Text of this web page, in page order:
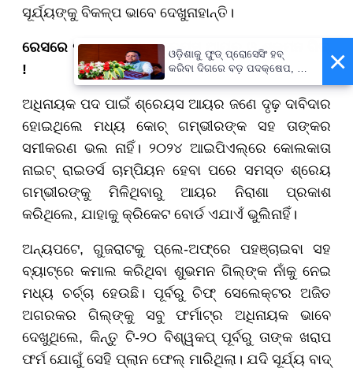
ସୂର୍ଯ୍ୟଙ୍କୁ ବିକଳ୍ପ ଭାବେ ଦେଖୁନାହାନ୍ତି।
ରେସରେ ପଛେଇ ଗଲେ ଶ୍ରେୟସ ଆୟର ଓ ଶୁଭମନ ଗିଲ୍
!
ଅଧିନାୟକ ପଦ ପାଇଁ ଶ୍ରେୟସ ଆୟର ଜଣେ ଦୃଢ଼ ଦାବିଦାର
ହୋଇଥିଲେ ମଧ୍ୟ କୋଚ୍ ଗମ୍ଭୀରଙ୍କ ସହ ତାଙ୍କର
ସମୀକରଣ ଭଲ ନାହିଁ। ୨୦୨୪ ଆଇପିଏଲ୍ରେ କୋଲକାତା
ନାଇଟ୍ ରାଇଡର୍ସ ଚାମ୍ପିୟନ ହେବା ପରେ ସମସ୍ତ ଶ୍ରେୟ
ଗମ୍ଭୀରଙ୍କୁ ମିଳିଥିବାରୁ ଆୟର ନିରାଶା ପ୍ରକାଶ
କରିଥିଲେ, ଯାହାକୁ କ୍ରିକେଟ ବୋର୍ଡ ଏଯାଏଁ ଭୁଲିନାହିଁ।
ଅନ୍ୟପଟେ, ଗୁଜରାଟକୁ ପ୍ଲେ-ଅଫ୍ରେ ପହଞ୍ଚାଇବା ସହ
ବ୍ୟାଟ୍ରେ କମାଲ କରିଥିବା ଶୁଭମନ ଗିଲ୍ଙ୍କ ନାଁକୁ ନେଇ
ମଧ୍ୟ ଚର୍ଚ୍ଚା ହେଉଛି। ପୂର୍ବରୁ ଚିଫ୍ ସେଲେକ୍ଟର ଅଜିତ
ଅଗରକର ଗିଲ୍ଙ୍କୁ ସବୁ ଫର୍ମାଟ୍ର ଅଧିନାୟକ ଭାବେ
ଦେଖୁଥିଲେ, କିନ୍ତୁ ଟି-୨୦ ବିଶ୍ୱକପ୍ ପୂର୍ବରୁ ତାଙ୍କ ଖରାପ
ଫର୍ମ ଯୋଗୁଁ ସେହି ପ୍ଲାନ ଫେଲ୍ ମାରିଥିଲା। ଯଦି ସୂର୍ଯ୍ୟ ବାଦ୍
×
ଓଡ଼ିଶାକୁ ଫୁଡ୍ ପ୍ରୋସେସିଂ ହବ୍
କରିବା ଦିଗରେ ବଡ଼ ପଦକ୍ଷେପ, ୪୨
ହଜାରରୁ ଅଧିକ ନିଯୁକ୍ତି ସୁଯୋଗ